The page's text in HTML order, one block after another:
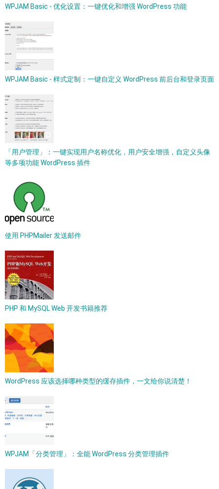
WPJAM Basic - 优化设置：一键优化和增强 WordPress 功能
WPJAM Basic - 样式定制：一键自定义 WordPress 前后台和登录页面
「用户管理」：一键实现用户名称优化，用户安全增强，自定义头像
等多项功能 WordPress 插件
使用 PHPMailer 发送邮件
PHP 和 MySQL Web 开发书籍推荐
WordPress 应该选择哪种类型的缓存插件，一文给你说清楚！
WPJAM「分类管理」：全能 WordPress 分类管理插件